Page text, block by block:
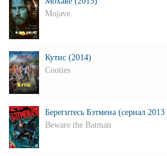
Mojave
Кутис (2014)
Cooties
Берегитесь Бэтмена (сериал
Beware the Batman